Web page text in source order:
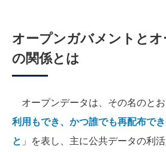
オープンガバメントと
の関係とは
オープンデータは、その名のと
利用もでき、かつ誰でも再配布で
と 」を表し、主に公共データの利